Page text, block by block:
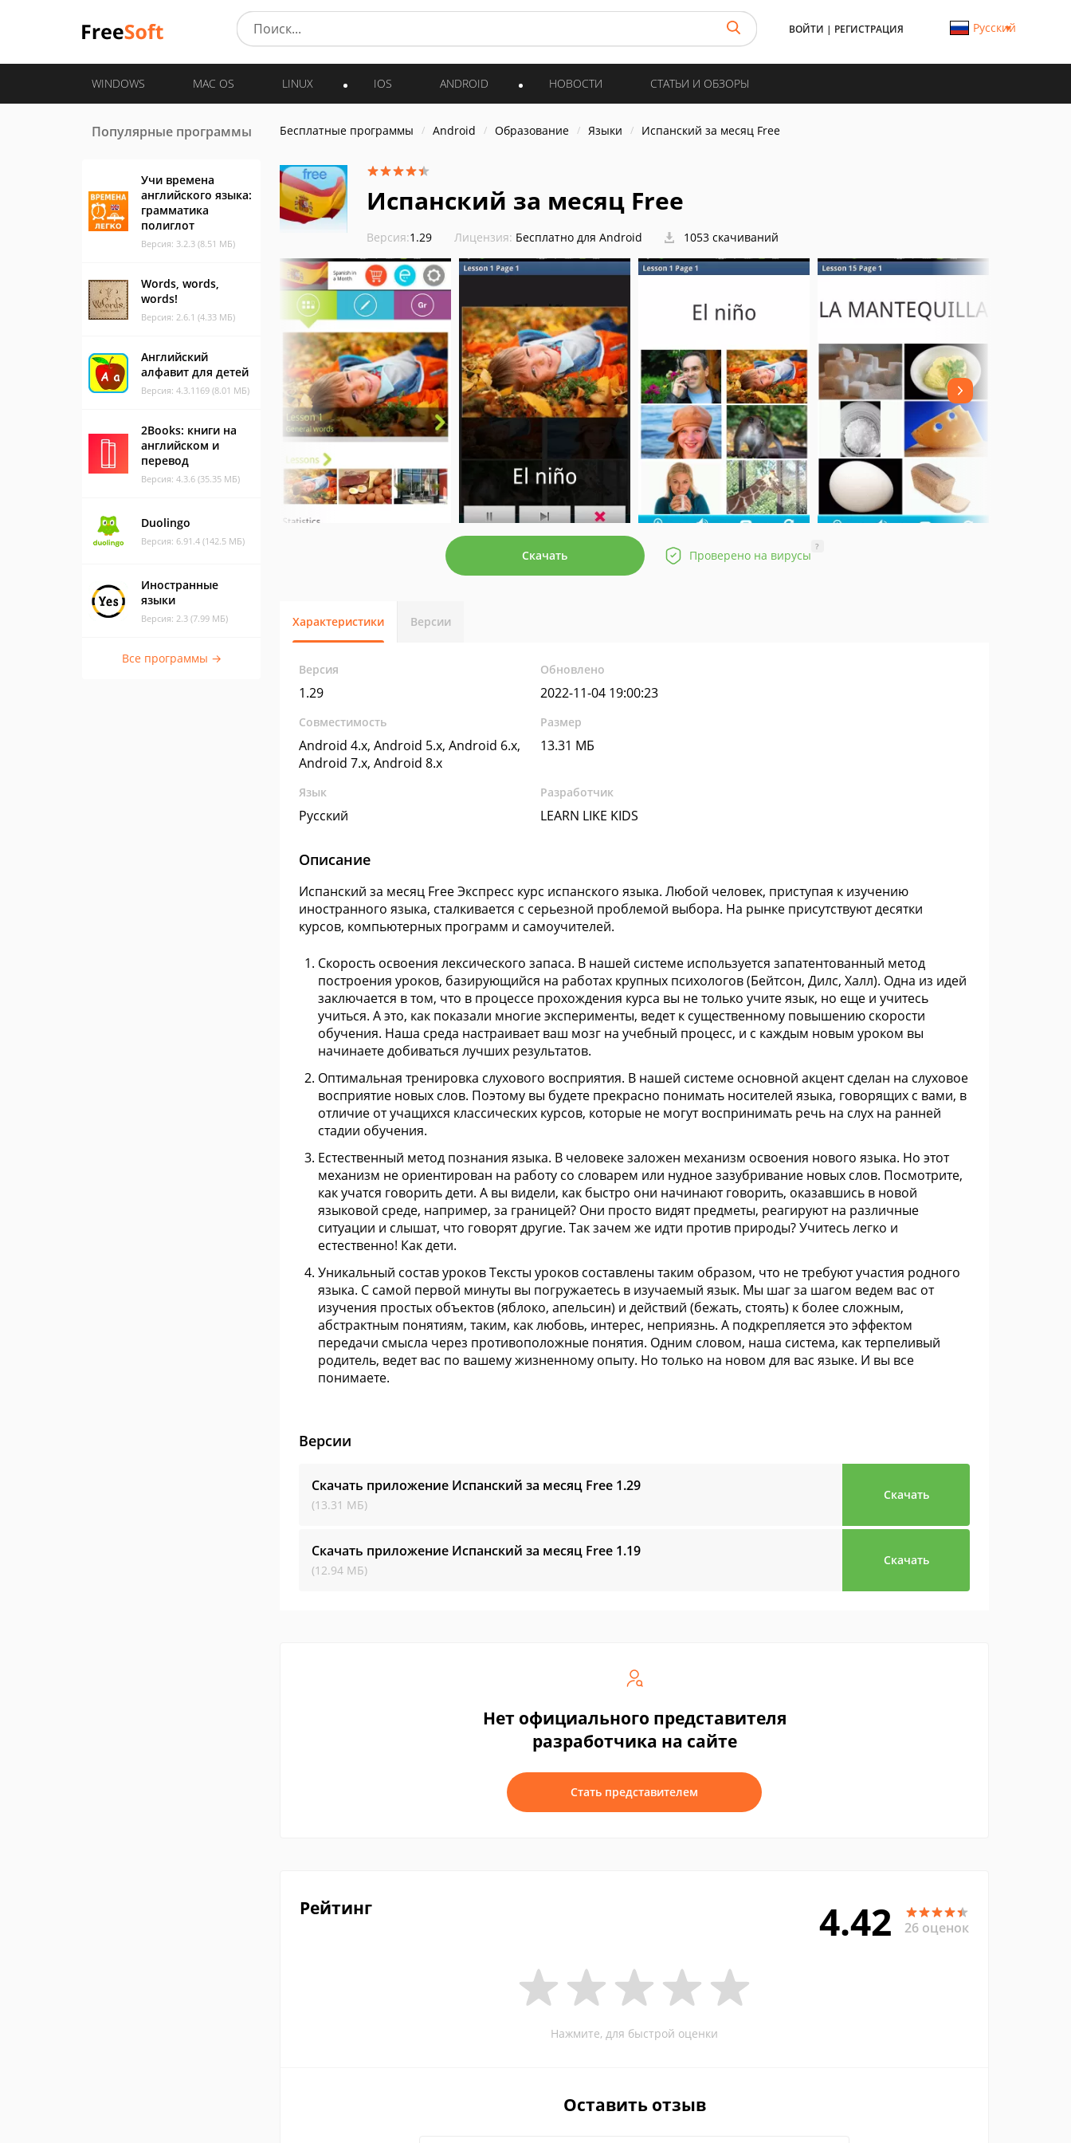
ВОЙТИ | РЕГИСТРАЦИЯ Русский
WINDOWS MAC OS LINUX IOS ANDROID НОВОСТИ СТАТЬИ И ОБЗОРЫ
Популярные программы
Учи времена
английского языка:
грамматика
полиглот
Версия: 3.2.3 (8.51 МБ)
Words, words,
words!
Версия: 2.6.1 (4.33 МБ)
Английский
алфавит для детей
Версия: 4.3.1169 (8.01 МБ)
2Books: книги на
английском и
перевод
Версия: 4.3.6 (35.35 МБ)
Duolingo
Версия: 6.91.4 (142.5 МБ)
Иностранные
языки
Версия: 2.3 (7.99 МБ)
Все программы →
Бесплатные программы Android Образование Языки Испанский за месяц Free
Испанский за месяц Free
Версия:1.29 Лицензия: Бесплатно для Android 1053 скачиваний
Скачать Проверено на вирусы
?
Характеристики Версии
Версия
1.29
Обновлено
2022-11-04 19:00:23
Совместимость
Android 4.x, Android 5.x, Android 6.x,
Android 7.x, Android 8.x
Размер
13.31 МБ
Язык
Русский
Разработчик
LEARN LIKE KIDS
Описание
Испанский за месяц Free Экспресс курс испанского языка. Любой человек, приступая к изучению
иностранного языка, сталкивается с серьезной проблемой выбора. На рынке присутствуют десятки
курсов, компьютерных программ и самоучителей.
Скорость освоения лексического запаса. В нашей системе используется запатентованный метод
построения уроков, базирующийся на работах крупных психологов (Бейтсон, Дилс, Халл). Одна из идей
заключается в том, что в процессе прохождения курса вы не только учите язык, но еще и учитесь
учиться. А это, как показали многие эксперименты, ведет к существенному повышению скорости
обучения. Наша среда настраивает ваш мозг на учебный процесс, и с каждым новым уроком вы
начинаете добиваться лучших результатов.
Оптимальная тренировка слухового восприятия. В нашей системе основной акцент сделан на слуховое
восприятие новых слов. Поэтому вы будете прекрасно понимать носителей языка, говорящих с вами, в
отличие от учащихся классических курсов, которые не могут воспринимать речь на слух на ранней
стадии обучения.
Естественный метод познания языка. В человеке заложен механизм освоения нового языка. Но этот
механизм не ориентирован на работу со словарем или нудное зазубривание новых слов. Посмотрите,
как учатся говорить дети. А вы видели, как быстро они начинают говорить, оказавшись в новой
языковой среде, например, за границей? Они просто видят предметы, реагируют на различные
ситуации и слышат, что говорят другие. Так зачем же идти против природы? Учитесь легко и
естественно! Как дети.
Уникальный состав уроков Тексты уроков составлены таким образом, что не требуют участия родного
языка. С самой первой минуты вы погружаетесь в изучаемый язык. Мы шаг за шагом ведем вас от
изучения простых объектов (яблоко, апельсин) и действий (бежать, стоять) к более сложным,
абстрактным понятиям, таким, как любовь, интерес, неприязнь. А подкрепляется это эффектом
передачи смысла через противоположные понятия. Одним словом, наша система, как терпеливый
родитель, ведет вас по вашему жизненному опыту. Но только на новом для вас языке. И вы все
понимаете.
Версии
Скачать приложение Испанский за месяц Free 1.29
(13.31 МБ)
Скачать
Скачать приложение Испанский за месяц Free 1.19
(12.94 МБ)
Скачать
Нет официального представителя
разработчика на сайте
Стать представителем
Рейтинг 4.42 26 оценок
Нажмите, для быстрой оценки
Оставить отзыв